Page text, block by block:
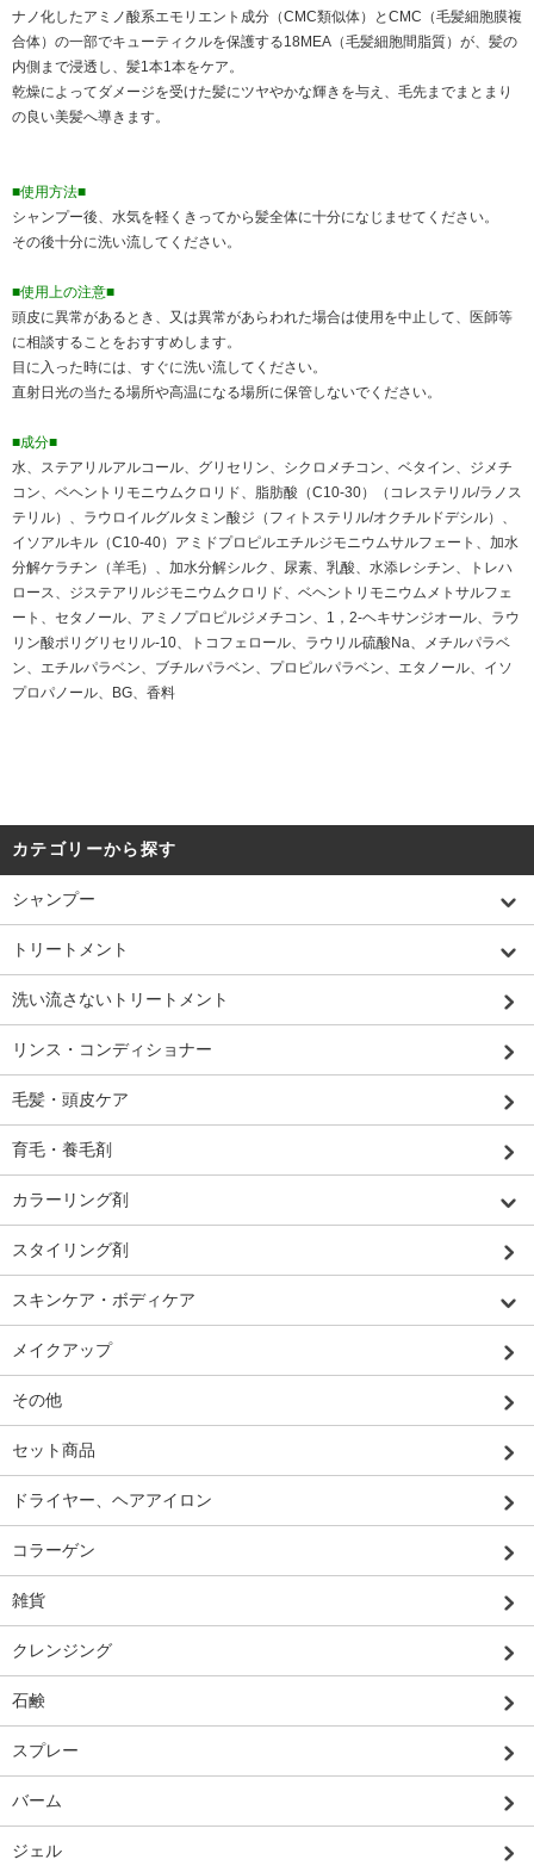
ナノ化したアミノ酸系エモリエント成分（CMC類似体）とCMC（毛髪細胞膜複
合体）の一部でキューティクルを保護する18MEA（毛髪細胞間脂質）が、髪の
内側まで浸透し、髪1本1本をケア。
乾燥によってダメージを受けた髪にツヤやかな輝きを与え、毛先までまとまり
の良い美髪へ導きます。
■使用方法■
シャンプー後、水気を軽くきってから髪全体に十分になじませてください。
その後十分に洗い流してください。
■使用上の注意■
頭皮に異常があるとき、又は異常があらわれた場合は使用を中止して、医師等
に相談することをおすすめします。
目に入った時には、すぐに洗い流してください。
直射日光の当たる場所や高温になる場所に保管しないでください。
■成分■
水、ステアリルアルコール、グリセリン、シクロメチコン、ベタイン、ジメチ
コン、ベヘントリモニウムクロリド、脂肪酸（C10-30）（コレステリル/ラノス
テリル）、ラウロイルグルタミン酸ジ（フィトステリル/オクチルドデシル）、
イソアルキル（C10-40）アミドプロピルエチルジモニウムサルフェート、加水
分解ケラチン（羊毛）、加水分解シルク、尿素、乳酸、水添レシチン、トレハ
ロース、ジステアリルジモニウムクロリド、ベヘントリモニウムメトサルフェ
ート、セタノール、アミノプロピルジメチコン、1，2-ヘキサンジオール、ラウ
リン酸ポリグリセリル-10、トコフェロール、ラウリル硫酸Na、メチルパラベ
ン、エチルパラベン、ブチルパラベン、プロピルパラベン、エタノール、イソ
プロパノール、BG、香料
カテゴリーから探す
シャンプー
トリートメント
洗い流さないトリートメント
リンス・コンディショナー
毛髪・頭皮ケア
育毛・養毛剤
カラーリング剤
スタイリング剤
スキンケア・ボディケア
メイクアップ
その他
セット商品
ドライヤー、ヘアアイロン
コラーゲン
雑貨
クレンジング
石鹸
スプレー
バーム
ジェル